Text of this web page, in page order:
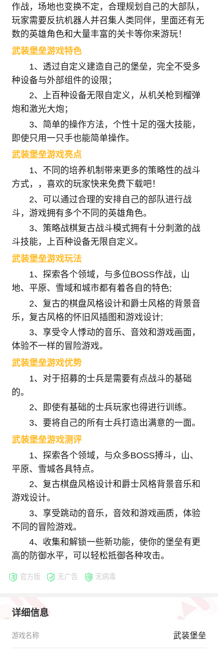
作战，场地也变换不定，合理规划自己的大部队，
玩家需要反抗机器人并召集人类同伴，里面还有无
数的英雄角色和大量丰富的关卡等你来游玩！
武装堡垒游戏特色
1、透过自定义建造自己的堡垒，完全不受多
种设备与外部组件的设限；
2、上百种设备无限自定义，从机关枪到榴弹
炮和激光大炮；
3、简单的操作方法，个性十足的强大技能，
即使只用一只手也能简单操作。
武装堡垒游戏亮点
1、不同的培养机制带来更多的策略性的战斗
方式，，喜欢的玩家快来免费下载吧！
2、可以通过合理的安排自己的部队进行战
斗，游戏拥有多个不同的英雄角色。
3、策略战棋复古战斗模式拥有十分刺激的战
斗技能，上百种设备无限自定义。
武装堡垒游戏玩法
1、探索各个领域，与多位BOSS作战，山
地、平原、雪域和城市都有着各自的特色;
2、复古的棋盘风格设计和爵士风格的背景音
乐，复古风格的怀旧风插图和游戏设计;
3、享受令人悸动的音乐、音效和游戏画面，
体验不一样的冒险游戏。
武装堡垒游戏优势
1、对于招募的士兵是需要有点战斗的基础
的。
2、即使有基础的士兵玩家也得进行训练。
3、要将自己的所有士兵打造出满意的一面。
武装堡垒游戏测评
1、探索各个领域，与众多BOSS搏斗，山、
平原、雪城各具特点。
2、复古棋盘风格设计和爵士风格背景音乐和
游戏设计。
3、享受跳动的音乐，音效和游戏画质，体验
不同的冒险游戏。
4、收集和解锁一些新功能，使你的堡垒有更
高的防御水平，可以轻松抵御各种攻击。
官方版 无广告 无病毒
详细信息
游戏名称 武装堡垒